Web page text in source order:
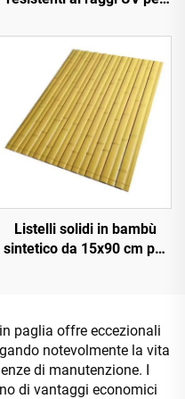
esterna
Listelli solidi in bambù
sintetico da 15x90 cm per
paglia offre eccezionali
notevolmente la vita
di manutenzione. I
di vantaggi economici